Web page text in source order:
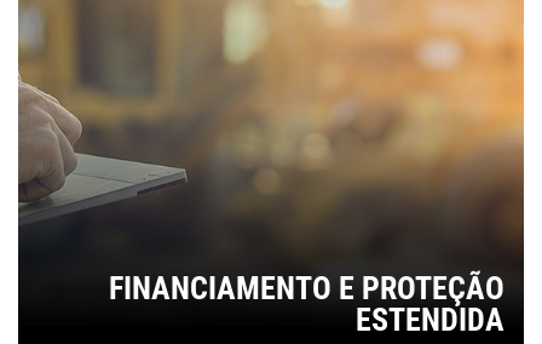
FINANCIAMENTO E PROTEÇÃO
ESTENDIDA